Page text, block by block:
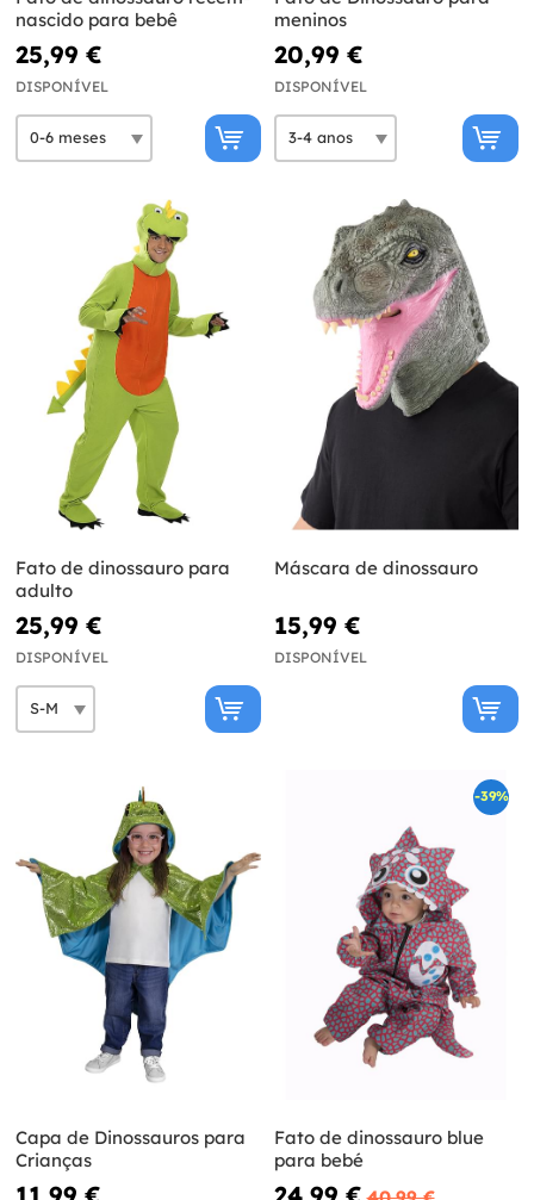
nascido para bebê
25,99 €
DISPONÍVEL
meninos
20,99 €
DISPONÍVEL
Fato de dinossauro para
adulto
25,99 €
DISPONÍVEL
Máscara de dinossauro
15,99 €
DISPONÍVEL
Capa de Dinossauros para
Crianças
-39%
Fato de dinossauro blue
para bebé